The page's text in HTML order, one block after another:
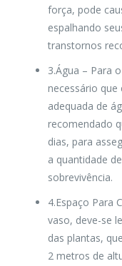
força, pode
espalhando
transtornos
3.Água – Para
necessário que
adequada de
recomendado
dias, para
a quantidade
sobrevivência.
4.Espaço Para
vaso, deve-se
das plantas,
2 metros de